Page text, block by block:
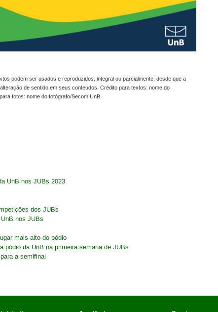
podem ser usados e reproduzidos, integral ou parcialmente, desde que a
de sentido em seus conteúdos. Crédito para textos: nome do
fotos: nome do fotógrafo/Secom UnB.
UnB nos JUBs 2023
dos JUBs
nos JUBs
mais alto do pódio
pódio da UnB na primeira semana de JUBs
a semifinal